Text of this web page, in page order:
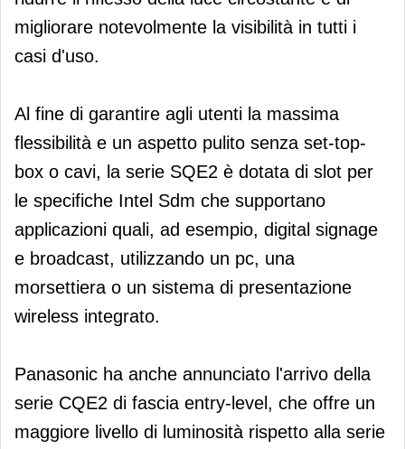
migliorare notevolmente la visibilità in tutti i
casi d'uso.
Al fine di garantire agli utenti la massima
flessibilità e un aspetto pulito senza set-top-
box o cavi, la serie SQE2 è dotata di slot per
le specifiche Intel Sdm che supportano
applicazioni quali, ad esempio, digital signage
e broadcast, utilizzando un pc, una
morsettiera o un sistema di presentazione
wireless integrato.
Panasonic ha anche annunciato l'arrivo della
serie CQE2 di fascia entry-level, che offre un
maggiore livello di luminosità rispetto alla serie